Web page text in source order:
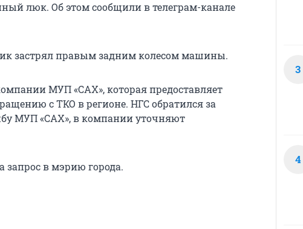
люк. Об этом сообщили в телеграм-канале
застрял правым задним колесом машины.
МУП «САХ», которая предоставляет
с ТКО в регионе. НГС обратился за
МУП «САХ», в компании уточняют
в мэрию города.
3
4